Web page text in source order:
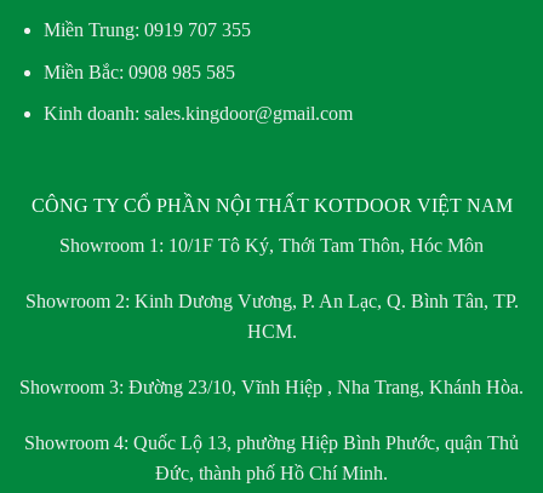
Miền Trung: 0919 707 355
Miền Bắc: 0908 985 585
Kinh doanh: sales.kingdoor@gmail.com
CÔNG TY CỔ PHẦN NỘI THẤT KOTDOOR VIỆT NAM
Showroom 1: 10/1F Tô Ký, Thới Tam Thôn, Hóc Môn
Showroom 2: Kinh Dương Vương, P. An Lạc, Q. Bình Tân, TP.
HCM.
Showroom 3: Đường 23/10, Vĩnh Hiệp , Nha Trang, Khánh Hòa.
Showroom 4: Quốc Lộ 13, phường Hiệp Bình Phước, quận Thủ
Đức, thành phố Hồ Chí Minh.